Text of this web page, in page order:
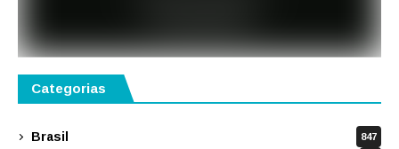
Categorias
Brasil 847